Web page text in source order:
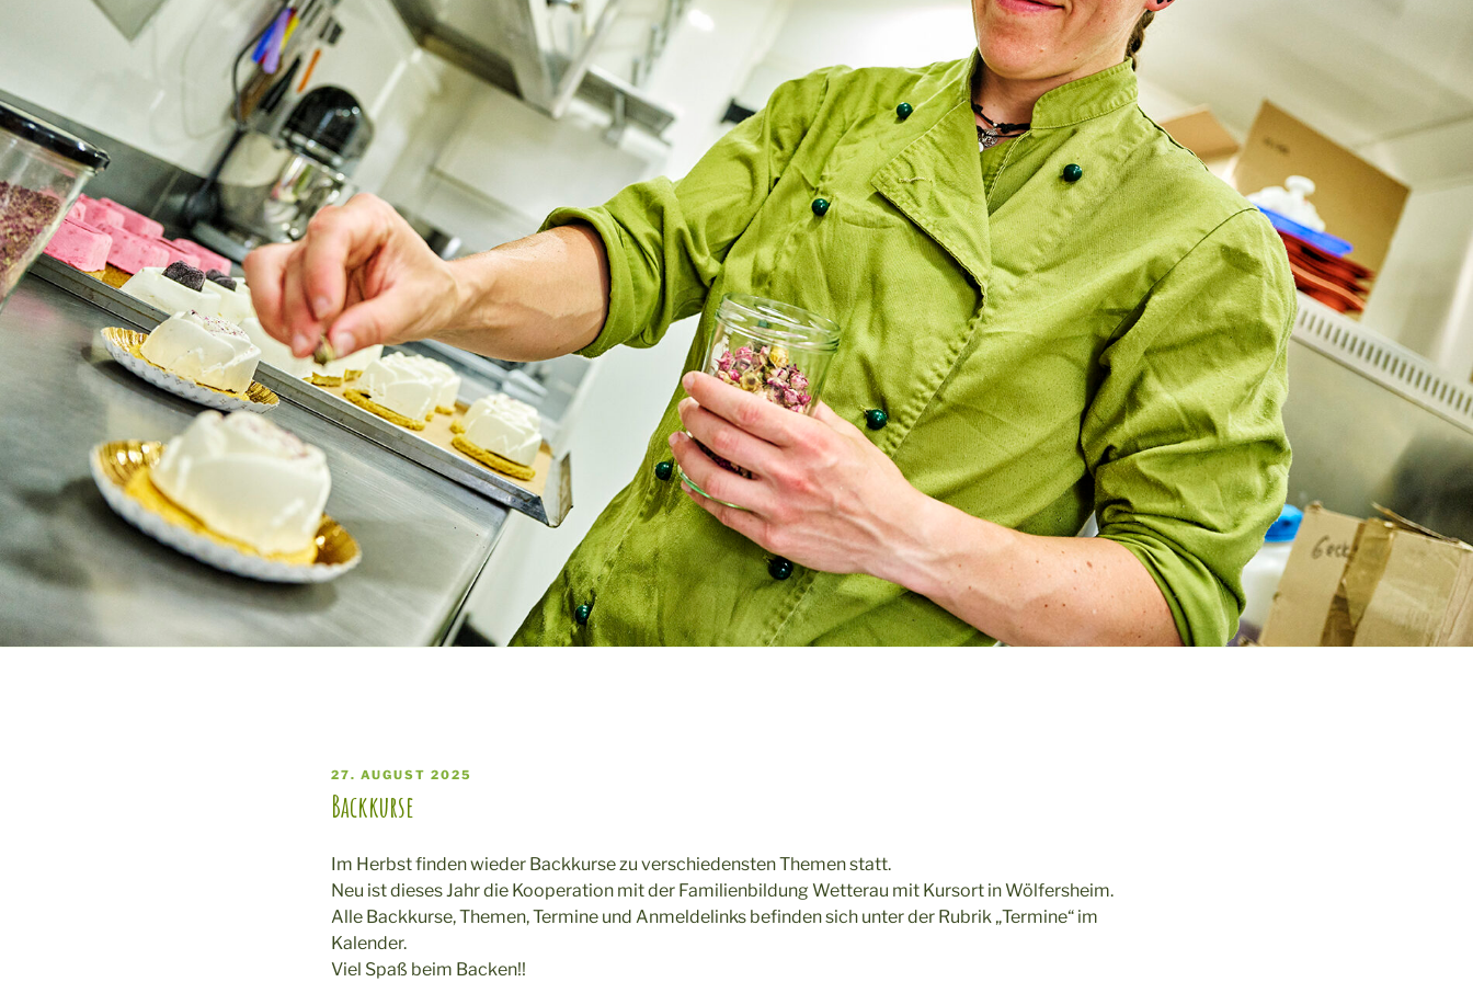
VERÖFFENTLICHT
AM
27. AUGUST 2025
Backkurse
Im Herbst finden wieder Backkurse zu verschiedensten Themen statt.
Neu ist dieses Jahr die Kooperation mit der Familienbildung Wetterau mit Kursort in Wölfersheim.
Alle Backkurse, Themen, Termine und Anmeldelinks befinden sich unter der Rubrik „Termine“ im
Kalender.
Viel Spaß beim Backen!!